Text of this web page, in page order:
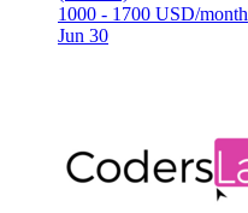
1000 - 1700 USD/month
Jun 30